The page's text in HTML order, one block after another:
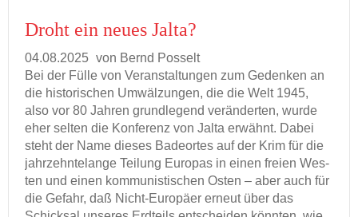
Droht ein neues Jalta?
04.08.2025 von Bernd Pos­selt
Bei der Fülle von Ver­an­stal­tun­gen zum Ge­den­ken an
die his­to­ri­schen Um­wäl­zun­gen, die die Welt 1945,
also vor 80 Jah­ren grund­le­gend ver­än­der­ten, wurde
eher sel­ten die Kon­fe­renz von Jalta er­wähnt. Dabei
steht der Name die­ses Ba­de­or­tes auf der Krim für die
jahr­zehn­te­lan­ge Tei­lung Eu­ro­pas in einen frei­en Wes­
ten und einen kom­mu­nis­ti­schen Osten – aber auch für
die Ge­fahr, daß Nicht-​Europäer er­neut über das